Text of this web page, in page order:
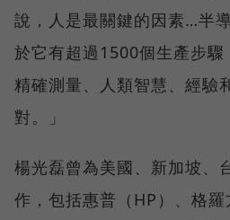
說，人是最關鍵的因素…半
於它有超過1500個生產步
精確測量、人類智慧、經驗
對。」
楊光磊曾為美國、新加坡、
作，包括惠普（HP）、格羅